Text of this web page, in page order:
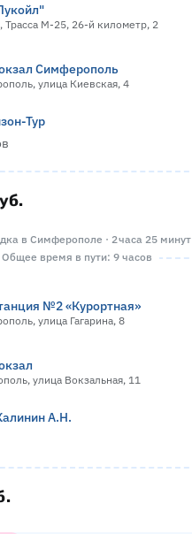
Трасса М-25, 26-й километр, 2
Симферополь
улица Киевская, 4
Тур
в Симферополе · 2 часа 25 минут
Общее время в пути: 9 часов
№2 «Курортная»
улица Гагарина, 8
улица Вокзальная, 11
А.Н.